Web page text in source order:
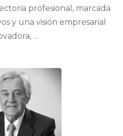
profesional, marcada
y una visión empresarial
…